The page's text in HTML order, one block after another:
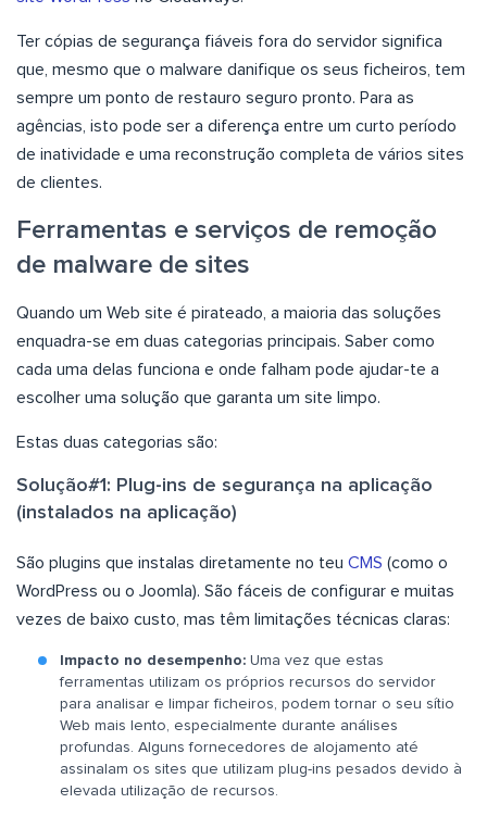
Ter cópias de segurança fiáveis fora do servidor significa
que, mesmo que o malware danifique os seus ficheiros, tem
sempre um ponto de restauro seguro pronto. Para as
agências, isto pode ser a diferença entre um curto período
de inatividade e uma reconstrução completa de vários sites
de clientes.
Ferramentas e serviços de remoção
de malware de sites
Quando um Web site é pirateado, a maioria das soluções
enquadra-se em duas categorias principais. Saber como
cada uma delas funciona e onde falham pode ajudar-te a
escolher uma solução que garanta um site limpo.
Estas duas categorias são:
Solução#1: Plug-ins de segurança na aplicação
(instalados na aplicação)
São plugins que instalas diretamente no teu CMS (como o
WordPress ou o Joomla). São fáceis de configurar e muitas
vezes de baixo custo, mas têm limitações técnicas claras:
Impacto no desempenho: Uma vez que estas
ferramentas utilizam os próprios recursos do servidor
para analisar e limpar ficheiros, podem tornar o seu sítio
Web mais lento, especialmente durante análises
profundas. Alguns fornecedores de alojamento até
assinalam os sites que utilizam plug-ins pesados devido à
elevada utilização de recursos.